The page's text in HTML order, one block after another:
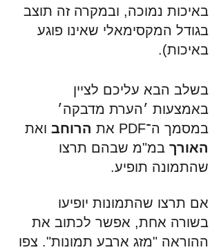
באיכות נמוכה, ובמקרה זה תוצב
בגודל המקסימאלי שאינו פוגע
באיכות).
בשלב הבא עליכם לציין
באמצעות ׳הערת מדבקה׳
במסמך ה־PDF את
הרוחב ואת
האורך במ"מ שבהם תרצו
שהתמונה תופיע.
אם תרצו שהתמונות יופיעו
בשורה אחת, אפשר לכתוב את
ההוראה "מזג ארבע תמונות". צפו